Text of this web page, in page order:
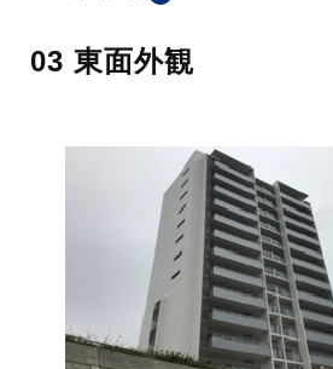
03 東面外観